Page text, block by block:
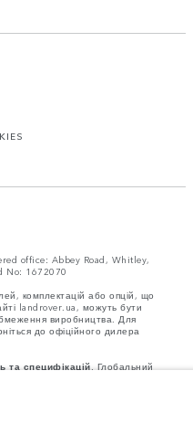
office: Abbey Road, Whitley,
No: 1672070
комплектацій або опцій, що
landrover.ua, можуть бути
виробництва. Для
до офіційного дилера
та специфікацій.Глобальний
повністю відображати
та кольорові рішення.